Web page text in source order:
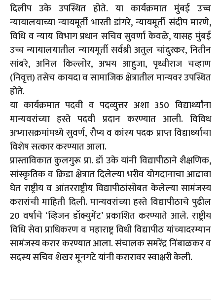
दिलीप उके उपस्थित होते. या कार्यक्रमात मुंबई उच्च
न्यायालयाच्या न्यायमूर्ती भारती डांगरे, न्यायमूर्ती संदीप मारणे,
विधि व न्याय विभाग प्रधान सचिव सुवर्णा केवळे, यासह मुंबई
उच्च न्यायालयातील न्यायमूर्ती सर्वश्री अतुल चांदुरकर, नितीन
सांबरे, अनिल किल्लोर, अभय आहुजा, पृथ्वीराज चव्हाण
(निवृत्त) तसेच कायदा व सामाजिक क्षेत्रातील मान्यवर उपस्थित
होते.
या कार्यक्रमात पदवी व पदव्युत्तर अशा 350 विद्यार्थ्यांना
मान्यवरांच्या हस्ते पदवी प्रदान करण्यात आली. विविध
अभ्यासक्रमांमध्ये सुवर्ण, रौप्य व कांस्य पदक प्राप्त विद्यार्थ्यांचा
विशेष सत्कार करण्यात आला.
प्रास्ताविकात कुलगुरू प्रा. डॉ उके यांनी विद्यापीठाने शैक्षणिक,
सांस्कृतिक व क्रिडा क्षेत्रात दिलेल्या भरीव योगदानाचा आढावा
घेत राष्ट्रीय व आंतरराष्ट्रीय विद्यापीठांसोबत केलेल्या सामंजस्य
करारांची माहिती दिली. मान्यवरांच्या हस्ते विद्यापीठाचे पुढील
20 वर्षाचे ‘व्हिजन डॉक्युमेंट’ प्रकाशित करण्याते आले. राष्ट्रीय
विधि सेवा प्राधिकरण व महाराष्ट्र विधी विद्यापीठ यांच्यादरम्यान
सामंजस्य करार करण्यात आला. संचालक समरेंद्र निंबाळकर व
सदस्य सचिव शेखर मूनगटे यांनी करारावर स्वाक्षरी केली.